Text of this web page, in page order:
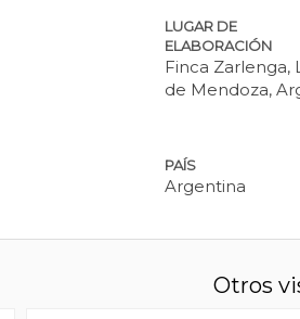
LUGAR DE
ELABORACIÓN
Finca Zarlenga,
de Mendoza,
PAÍS
Argentina
Otros